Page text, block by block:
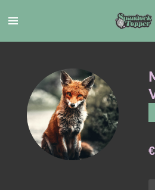
direct
naar
hoofdinhoud